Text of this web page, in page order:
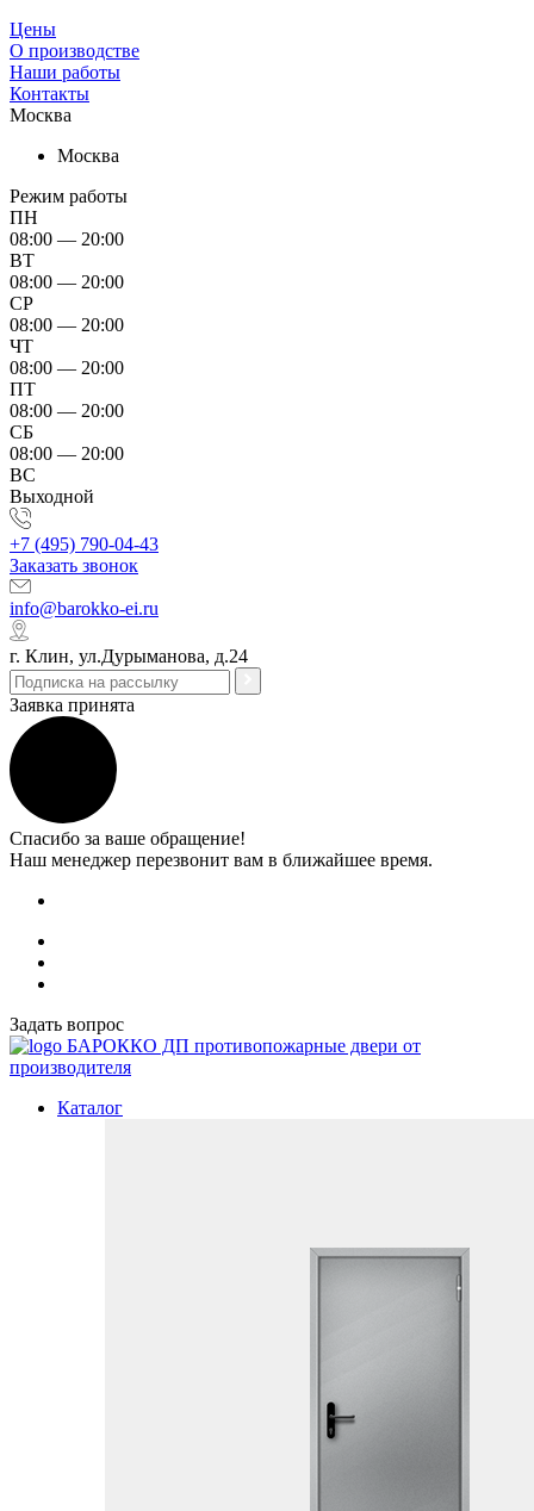
Цены
О производстве
Наши работы
Контакты
Москва
Москва
Режим работы
ПН
08:00 — 20:00
ВТ
08:00 — 20:00
СР
08:00 — 20:00
ЧТ
08:00 — 20:00
ПТ
08:00 — 20:00
СБ
08:00 — 20:00
ВС
Выходной
+7 (495) 790-04-43
Заказать звонок
info@barokko-ei.ru
г. Клин, ул.Дурыманова, д.24
Заявка принята
Спасибо за ваше обращение!
Наш менеджер перезвонит вам в ближайшее время.
Задать вопрос
БАРОККО ДП противопожарные двери от
производителя
Каталог